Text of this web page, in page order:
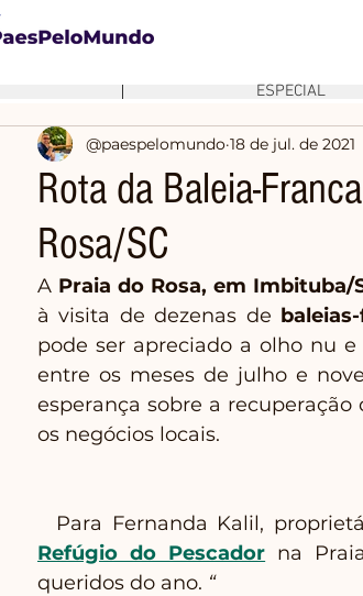
ESPECIAL
Rota da Baleia-
Rosa/SC
@paespelomundo 18 de jul. de 2021
A Praia do Rosa, em Imbituba/
à visita de dezenas de
pode ser apreciado a olho nu
entre os meses de julho e
esperança sobre a
os negócios locais.
Para Fernanda Kalil,
Refúgio do Pescador na
queridos do ano. “